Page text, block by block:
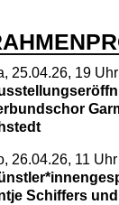
25.04.26, 19 Uhr
26.04.26, 11 Uhr
Schiffers